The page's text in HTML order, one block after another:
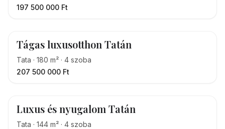
197 500 000 Ft
Tágas luxusotthon Tatán
Tata · 180 m² · 4 szoba
207 500 000 Ft
Luxus és nyugalom Tatán
Tata · 144 m² · 4 szoba